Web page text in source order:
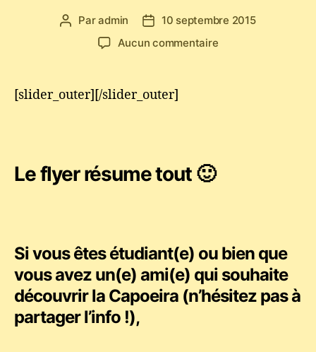
Auteur
l’article
Paradmin
Date10 septembre 2015
Aucun commentairesur
15ans)
et
Etudiant(e)s
!
[slider_outer][/slider_outer]
Le flyer résume tout 🙂
Si vous êtes étudiant(e) ou bien que
vous avez un(e) ami(e) qui souhaite
découvrir la Capoeira (n’hésitez pas à
partager l’info !),